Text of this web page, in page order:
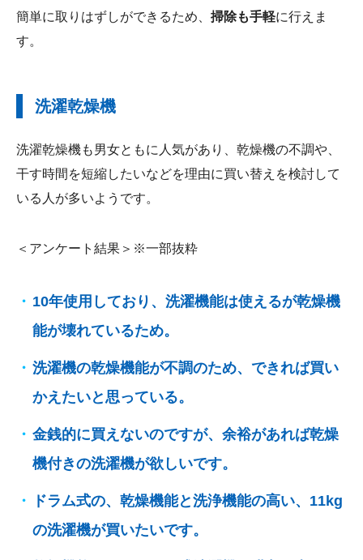
簡単に取りはずしができるため、 掃除も手軽に行えま
す。
洗濯乾燥機
洗濯乾燥機も男女ともに人気があり、乾燥機の不調や、
干す時間を短縮したいなどを理由に買い替えを検討して
いる人が多いようです。
＜アンケート結果＞※一部抜粋
10年使用しており、洗濯機能は使えるが乾燥機
能が壊れているため。
洗濯機の乾燥機能が不調のため、できれば買い
かえたいと思っている。
金銭的に買えないのですが、余裕があれば乾燥
機付きの洗濯機が欲しいです。
ドラム式の、乾燥機能と洗浄機能の高い、11kg
の洗濯機が買いたいです。